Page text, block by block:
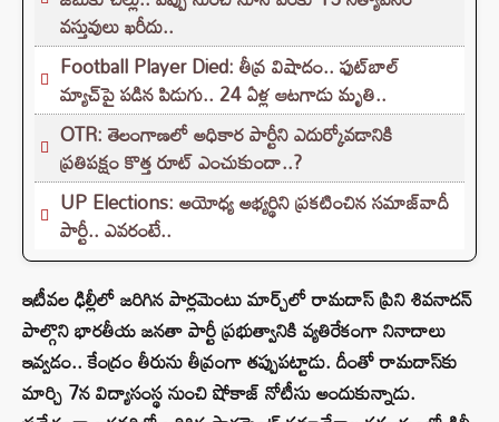
వస్తువులు ఖరీదు..
Football Player Died: తీవ్ర విషాదం.. ఫుట్‌బాల్
మ్యాచ్‌పై పడిన పిడుగు.. 24 ఏళ్ల ఆటగాడు మృతి..
OTR: తెలంగాణలో అధికార పార్టీని ఎదుర్కోవడానికి
ప్రతిపక్షం కొత్త రూట్‌ ఎంచుకుందా..?
UP Elections: అయోధ్య అభ్యర్థిని ప్రకటించిన సమాజ్‌వాదీ
పార్టీ.. ఎవరంటే..
ఇటీవల ఢిల్లీలో జరిగిన పార్లమెంటు మార్చ్‌లో రామదాస్ ప్రిని శివనాదన్
పాల్గొని భారతీయ జనతా పార్టీ ప్రభుత్వానికి వ్యతిరేకంగా నినాదాలు
ఇవ్వడం.. కేంద్రం తీరును తీవ్రంగా తప్పుపట్టాడు. దీంతో రామదాస్‌కు
మార్చి 7న విద్యాసంస్థ నుంచి షోకాజ్ నోటీసు అందుకున్నాడు.